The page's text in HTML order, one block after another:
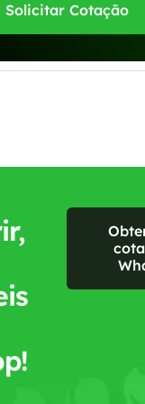
Solicitar Cotação